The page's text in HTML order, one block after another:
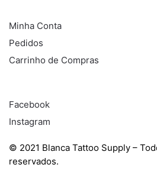
Minha Conta
Pedidos
Carrinho de Compras
Facebook
Instagram
© 2021 Blanca Tattoo Supply –
reservados.